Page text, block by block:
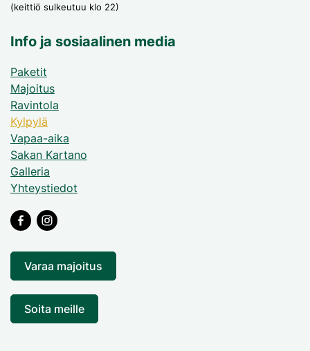
(keittiö sulkeutuu klo 22)
Info ja sosiaalinen media
Paketit
Majoitus
Ravintola
Kylpylä
Vapaa-aika
Sakan Kartano
Galleria
Yhteystiedot
Varaa majoitus
Soita meille